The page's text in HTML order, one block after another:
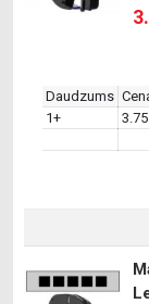
Daudzums
1+
3.75